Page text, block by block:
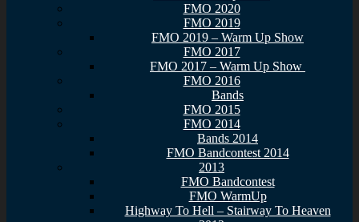
FMO 2020
FMO 2019
FMO 2019 – Warm Up Show
FMO 2017
FMO 2017 – Warm Up Show
FMO 2016
Bands
FMO 2015
FMO 2014
Bands 2014
FMO Bandcontest 2014
2013
FMO Bandcontest
FMO WarmUp
Highway To Hell – Stairway To Heaven